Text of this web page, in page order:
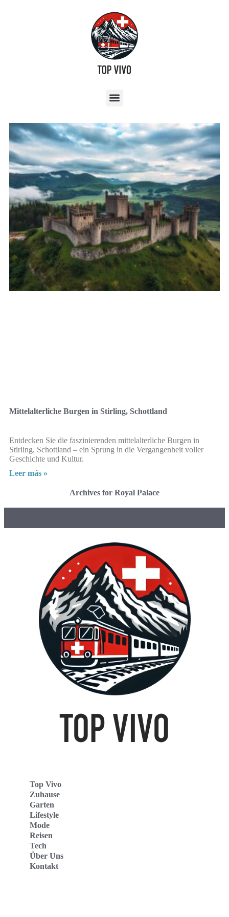
Mittelalterliche Burgen in Stirling, Schottland
Entdecken Sie die faszinierenden mittelalterliche Burgen in
Stirling, Schottland – ein Sprung in die Vergangenheit voller
Geschichte und Kultur.
Leer más »
Archives for Royal Palace
Top Vivo
Zuhause
Garten
Lifestyle
Mode
Reisen
Tech
Über Uns
Kontakt